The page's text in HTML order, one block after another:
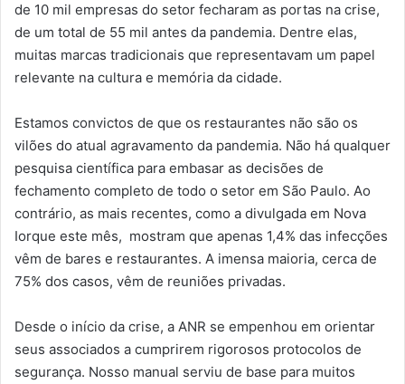
de 10 mil empresas do setor fecharam as portas na crise,
de um total de 55 mil antes da pandemia. Dentre elas,
muitas marcas tradicionais que representavam um papel
relevante na cultura e memória da cidade.
Estamos convictos de que os restaurantes não são os
vilões do atual agravamento da pandemia. Não há qualquer
pesquisa científica para embasar as decisões de
fechamento completo de todo o setor em São Paulo. Ao
contrário, as mais recentes, como a divulgada em Nova
Iorque este mês, mostram que apenas 1,4% das infecções
vêm de bares e restaurantes. A imensa maioria, cerca de
75% dos casos, vêm de reuniões privadas.
Desde o início da crise, a ANR se empenhou em orientar
seus associados a cumprirem rigorosos protocolos de
segurança. Nosso manual serviu de base para muitos